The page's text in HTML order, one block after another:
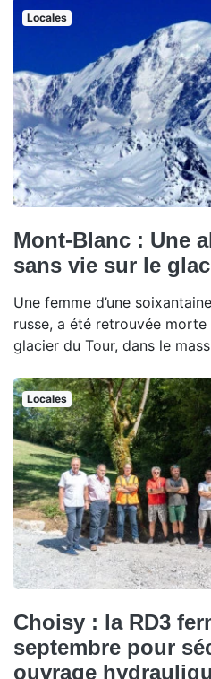
Locales
Mont-Blanc : Une
sans vie sur le
Une femme d’une
russe, a été retrouvée
glacier du Tour, dans le
Locales
Choisy : la RD3
septembre pour
ouvrage